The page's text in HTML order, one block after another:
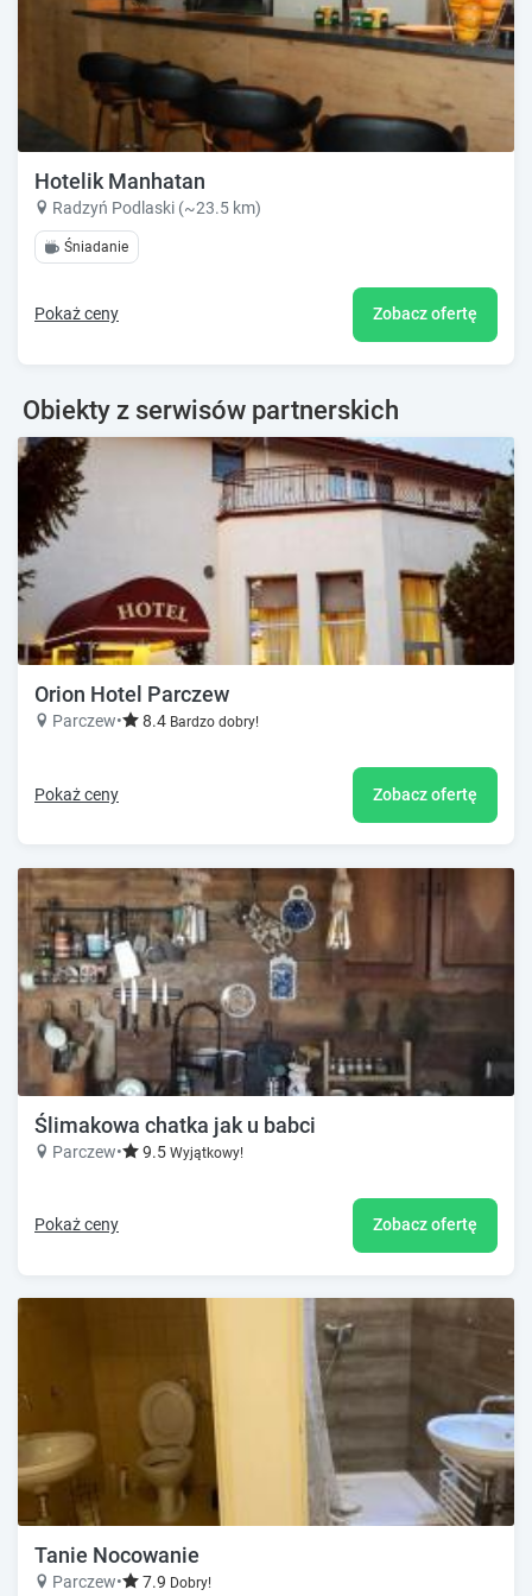
Hotelik Manhatan
Radzyń Podlaski (~23.5 km)
Śniadanie
Pokaż ceny Zobacz ofertę
Obiekty z serwisów partnerskich
Orion Hotel Parczew
Parczew• 8.4 Bardzo dobry!
Pokaż ceny Zobacz ofertę
Ślimakowa chatka jak u babci
Parczew• 9.5 Wyjątkowy!
Pokaż ceny Zobacz ofertę
Tanie Nocowanie
Parczew• 7.9 Dobry!